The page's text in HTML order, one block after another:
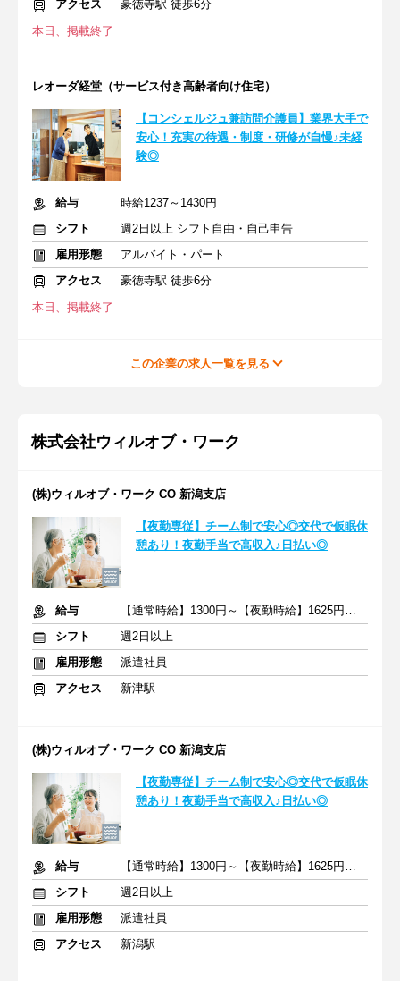
アクセス
豪徳寺駅 徒歩6分
本日、掲載終了
レオーダ経堂（サービス付き高齢者向け住宅）
【コンシェルジュ兼訪問介護員】業界大手で
安心！充実の待遇・制度・研修が自慢♪未経
験◎
給与
時給1237～1430円
シフト
週2日以上 シフト自由・自己申告
雇用形態
アルバイト・パート
アクセス
豪徳寺駅 徒歩6分
本日、掲載終了
この企業の求人一覧を見る
株式会社ウィルオブ・ワーク
(株)ウィルオブ・ワーク CO 新潟支店
【夜勤専従】チーム制で安心◎交代で仮眠休
憩あり！夜勤手当で高収入♪日払い◎
給与
【通常時給】1300円～【夜勤時給】1625円～ ＋交通費
シフト
週2日以上
雇用形態
派遣社員
アクセス
新津駅
(株)ウィルオブ・ワーク CO 新潟支店
【夜勤専従】チーム制で安心◎交代で仮眠休
憩あり！夜勤手当で高収入♪日払い◎
給与
【通常時給】1300円～【夜勤時給】1625円～ ＋交通費
シフト
週2日以上
雇用形態
派遣社員
アクセス
新潟駅